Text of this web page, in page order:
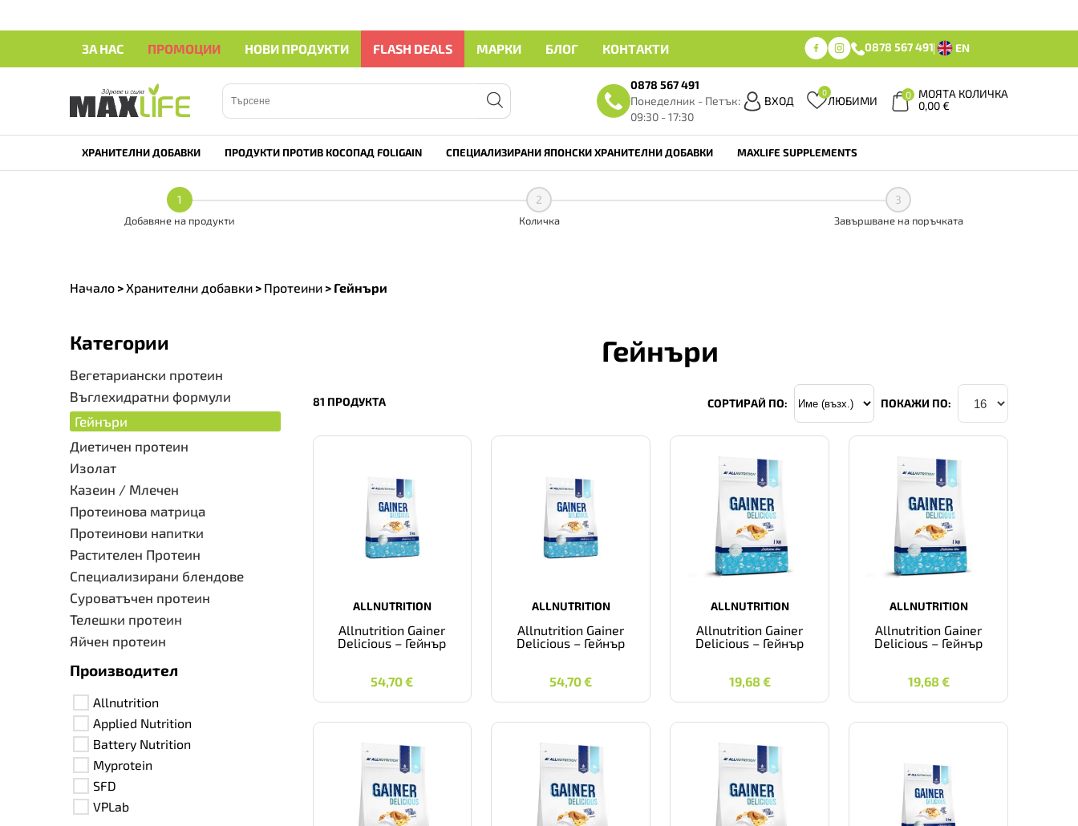
ЗА НАС ПРОМОЦИИ НОВИ ПРОДУКТИ FLASH DEALS МАРКИ БЛОГ КОНТАКТИ 0878 567 491 EN
0878 567 491
Понеделник - Петък:
09:30 - 17:30
ВХОД
0
ЛЮБИМИ 0
МОЯТА КОЛИЧКА
0,00€
ХРАНИТЕЛНИ ДОБАВКИ ПРОДУКТИ ПРОТИВ КОСОПАД FOLIGAIN СПЕЦИАЛИЗИРАНИ ЯПОНСКИ ХРАНИТЕЛНИ ДОБАВКИ MAXLIFE SUPPLEMENTS
1
Добавяне на продукти
2
Количка
3
Завършване на поръчката
Начало >Хранителни добавки > Протеини > Гейнъри
Категории
Вегетариански протеин
Въглехидратни формули
Гейнъри
Диетичен протеин
Изолат
Казеин / Млечен
Протеинова матрица
Протеинови напитки
Растителен Протеин
Специализирани блендове
Суроватъчен протеин
Телешки протеин
Яйчен протеин
Производител
Allnutrition
Applied Nutrition
Battery Nutrition
Myprotein
SFD
VPLab
Гейнъри
81 ПРОДУКТА СОРТИРАЙ ПО: ПОКАЖИ ПО:
ALLNUTRITION
Allnutrition Gainer
Delicious – Гейнър
54,70€
54,70 €
ALLNUTRITION
Allnutrition Gainer
Delicious – Гейнър
54,70€
54,70 €
ALLNUTRITION
Allnutrition Gainer
Delicious – Гейнър
19,68 €
19,68 €
ALLNUTRITION
Allnutrition Gainer
Delicious – Гейнър
19,68 €
19,68 €